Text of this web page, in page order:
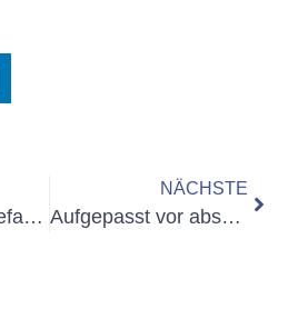
Verwechslungsgefahr bei nicht identischen Marken
NÄCHSTE
Aufgepasst vor absoluten Schutzhindernissen bei der Anmeldung einer Marke